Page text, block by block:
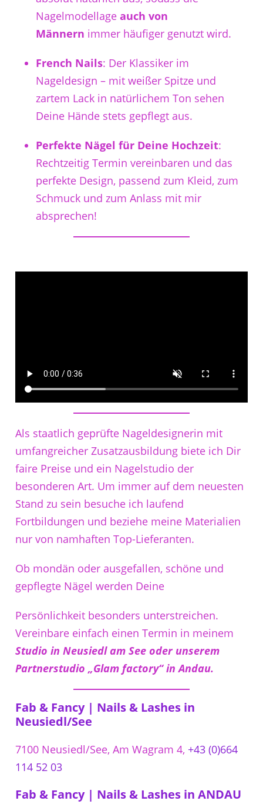
Nagelmodellage auch von
Männern immer häufiger genutzt wird.
French Nails: Der Klassiker im
Nageldesign – mit weißer Spitze und
zartem Lack in natürlichem Ton sehen
Deine Hände stets gepflegt aus.
Perfekte Nägel für Deine Hochzeit:
Rechtzeitig Termin vereinbaren und das
perfekte Design, passend zum Kleid, zum
Schmuck und zum Anlass mit mir
absprechen!
Als staatlich geprüfte Nageldesignerin mit
umfangreicher Zusatzausbildung biete ich Dir
faire Preise und ein Nagelstudio der
besonderen Art. Um immer auf dem neuesten
Stand zu sein besuche ich laufend
Fortbildungen und beziehe meine Materialien
nur von namhaften Top-Lieferanten.
Ob mondän oder ausgefallen, schöne und
gepflegte Nägel werden Deine
Persönlichkeit besonders unterstreichen.
Vereinbare einfach einen Termin in meinem
Studio in Neusiedl am See oder unserem
Partnerstudio „Glam factory“ in Andau.
Fab & Fancy | Nails & Lashes in
Neusiedl/See
7100 Neusiedl/See, Am Wagram 4, +43 (0)664
114 52 03
Fab & Fancy | Nails & Lashes in ANDAU